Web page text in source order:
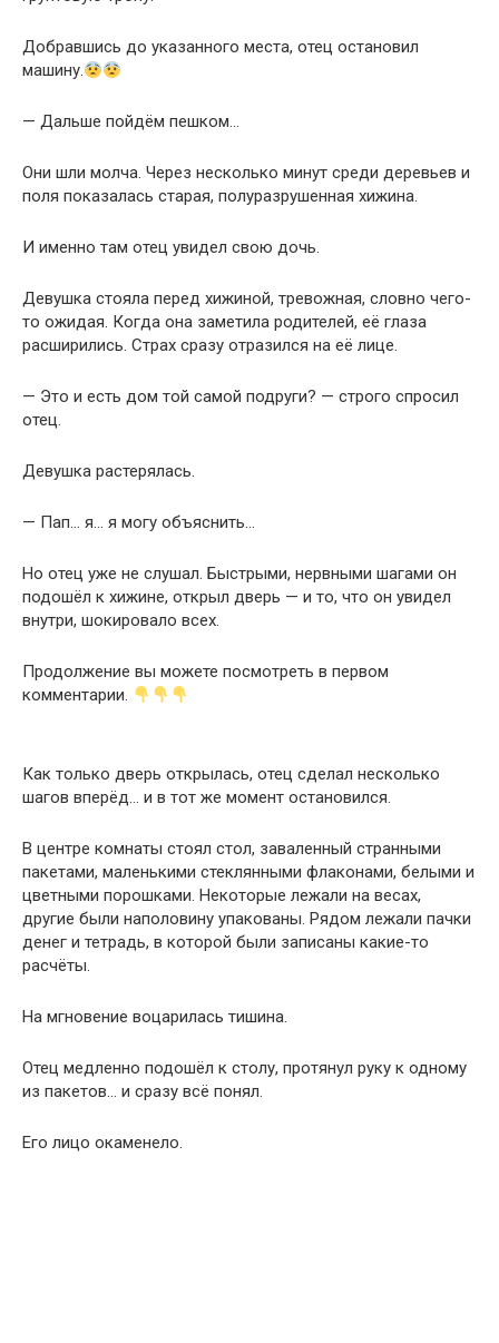
Добравшись до указанного места, отец остановил
машину.
— Дальше пойдём пешком…
Они шли молча. Через несколько минут среди деревьев и
поля показалась старая, полуразрушенная хижина.
И именно там отец увидел свою дочь.
Девушка стояла перед хижиной, тревожная, словно чего-
то ожидая. Когда она заметила родителей, её глаза
расширились. Страх сразу отразился на её лице.
— Это и есть дом той самой подруги? — строго спросил
отец.
Девушка растерялась.
— Пап… я… я могу объяснить…
Но отец уже не слушал. Быстрыми, нервными шагами он
подошёл к хижине, открыл дверь — и то, что он увидел
внутри, шокировало всех.
Продолжение вы можете посмотреть в первом
комментарии.
Как только дверь открылась, отец сделал несколько
шагов вперёд… и в тот же момент остановился.
В центре комнаты стоял стол, заваленный странными
пакетами, маленькими стеклянными флаконами, белыми и
цветными порошками. Некоторые лежали на весах,
другие были наполовину упакованы. Рядом лежали пачки
денег и тетрадь, в которой были записаны какие-то
расчёты.
На мгновение воцарилась тишина.
Отец медленно подошёл к столу, протянул руку к одному
из пакетов… и сразу всё понял.
Его лицо окаменело.